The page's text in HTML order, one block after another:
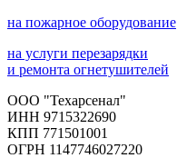
на пожарное оборудование
на услуги перезарядки
и ремонта огнетушителей
ООО "Техарсенал"
ИНН 9715322690
КПП 771501001
ОГРН 1147746027220